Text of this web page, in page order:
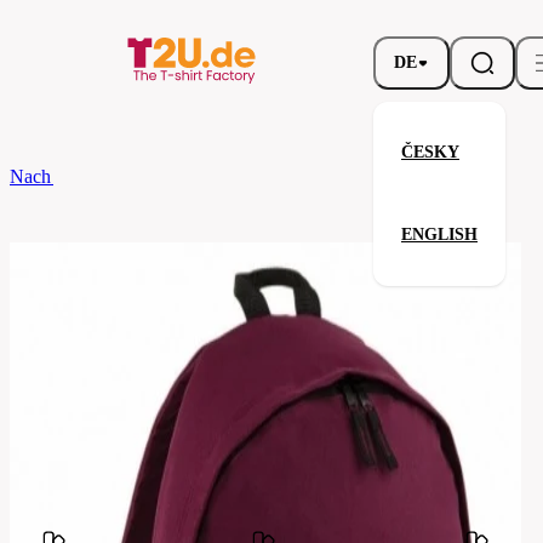
DE
ČESKY
ENGLISH
Nach dem Brand
Original Fashion Backpack
Parameter
Bagbase
BG125-
burgundy
Verwandte Produkte
Ihre Zufriedenheit ist unsere Priorität.